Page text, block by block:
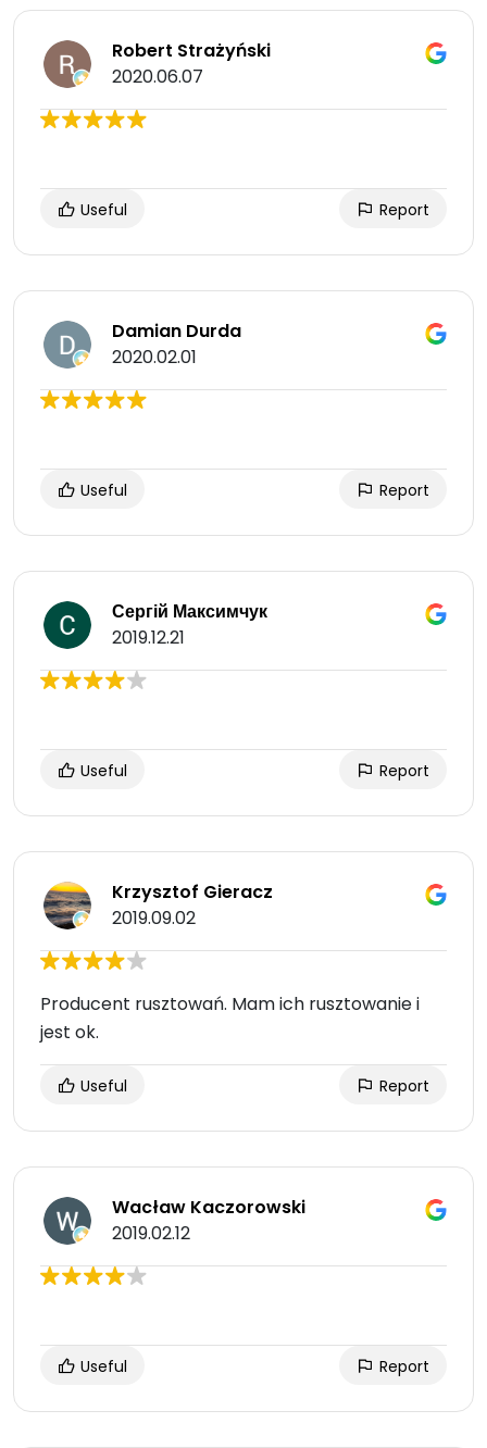
Robert Strażyński
2020.06.07
Useful Report
Damian Durda
2020.02.01
Useful Report
Сергій Максимчук
2019.12.21
Useful Report
Krzysztof Gieracz
2019.09.02
Producent rusztowań. Mam ich rusztowanie i
jest ok.
Useful Report
Wacław Kaczorowski
2019.02.12
Useful Report